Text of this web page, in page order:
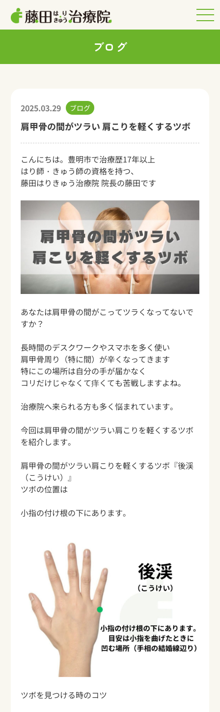
ブログ
2025.03.29 ブログ
肩甲骨の間がツラい 肩こりを軽くするツボ
こんにちは。豊明市で治療歴17年以上
はり師・きゅう師の資格を持つ、
藤田はりきゅう治療院 院長の藤田です
あなたは肩甲骨の間がこってツラくなってないで
すか？
長時間のデスクワークやスマホを多く使い
肩甲骨周り（特に間）が辛くなってきます
特にこの場所は自分の手が届かなく
コリだけじゃなくて痒くても苦戦しますよね。
治療院へ来られる方も多く悩まれています。
今回は肩甲骨の間がツラい肩こりを軽くするツボ
を紹介します。
肩甲骨の間がツラい肩こりを軽くするツボ『後渓
（こうけい）』
ツボの位置は
小指の付け根の下にあります。
ツボを見つける時のコツ